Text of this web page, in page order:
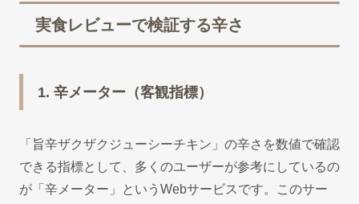
実食レビューで検証する辛さ
1. 辛メーター（客観指標）
「旨辛ザクザクジューシーチキン」の辛さを数値で確認
できる指標として、多くのユーザーが参考にしているの
が「辛メーター」というWebサービスです。このサー